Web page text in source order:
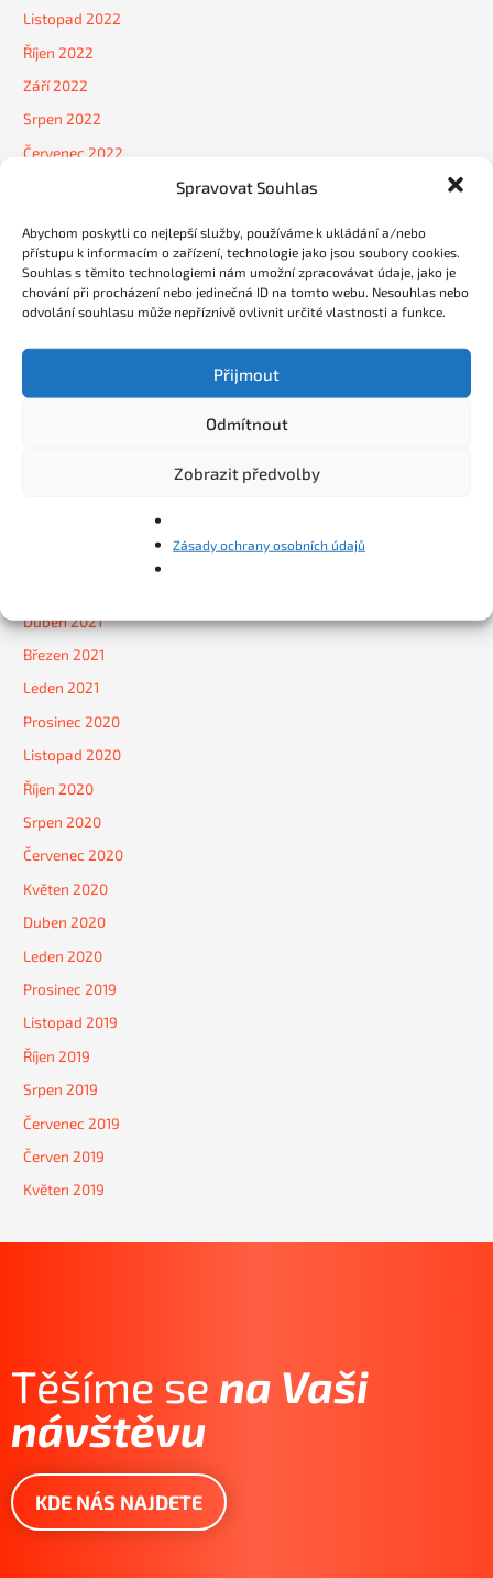
Spravovat Souhlas
Abychom poskytli co nejlepší služby, používáme k ukládání a/nebo
přístupu k informacím o zařízení, technologie jako jsou soubory cookies.
Souhlas s těmito technologiemi nám umožní zpracovávat údaje, jako je
chování při procházení nebo jedinečná ID na tomto webu. Nesouhlas nebo
odvolání souhlasu může nepříznivě ovlivnit určité vlastnosti a funkce.
Přijmout
Odmítnout
Zobrazit předvolby
Zásady ochrany osobních údajů
Listopad 2022
Říjen 2022
Září 2022
Srpen 2022
Červenec 2022
Duben 2022
Březen 2022
Únor 2022
Leden 2022
Duben 2021
Březen 2021
Leden 2021
Prosinec 2020
Listopad 2020
Říjen 2020
Srpen 2020
Červenec 2020
Květen 2020
Duben 2020
Leden 2020
Prosinec 2019
Listopad 2019
Říjen 2019
Srpen 2019
Červenec 2019
Červen 2019
Květen 2019
Těšíme se na Vaši
návštěvu
KDE NÁS NAJDETE